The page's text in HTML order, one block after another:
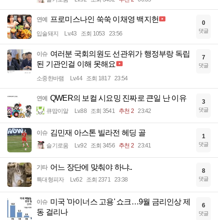
연예 프로미스나인 쑥쑥 이채영 백지헌
입술돼지 Lv.43 조회 1053 23:56
0
댓글
이슈 여러분 국회의원도 선관위가 행정부랑 독립
된 기관인걸 이해 못해요
소중한바램 Lv.44 조회 1817 23:54
7
댓글
연예 QWER의 보컬 시요밍 진짜로 큰일 난 이유
큐땁이알 Lv.88 조회 3541 추천 2 23:42
3
댓글
이슈 김민재 아스톤 빌라전 헤딩 골
슬기로움 Lv.92 조회 3456 추천 2 23:41
1
댓글
기타 어느 장단에 맞춰야 하냐..
특대형피자 Lv.62 조회 2371 23:38
8
댓글
이슈 미국 '마이너스 고용' 쇼크…9월 금리인상 제
동 걸리나
6
댓글